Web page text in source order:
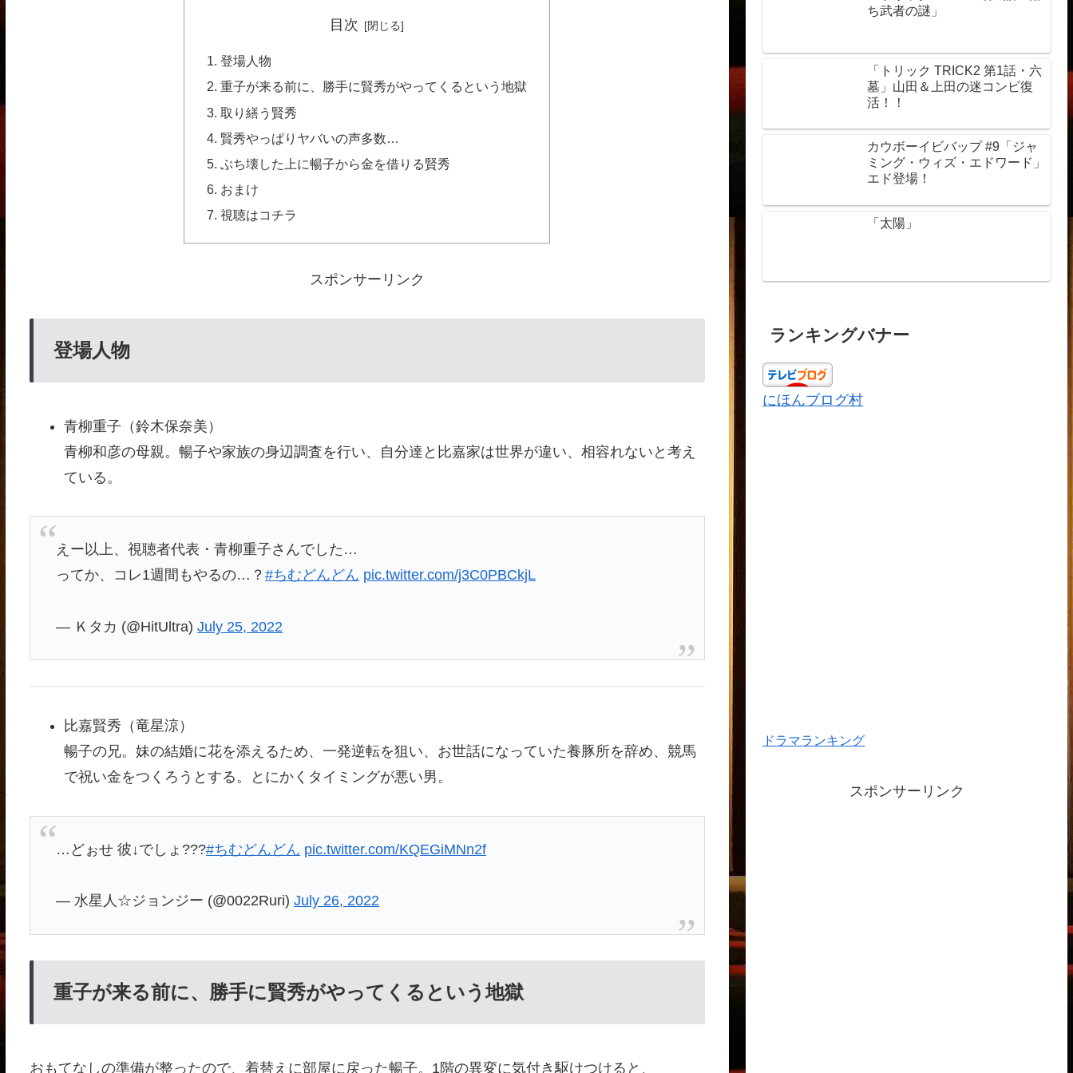
目次
登場人物
重子が来る前に、勝手に賢秀がやってくるという地獄
取り繕う賢秀
賢秀やっぱりヤバいの声多数…
ぶち壊した上に暢子から金を借りる賢秀
おまけ
視聴はコチラ
スポンサーリンク
登場人物
青柳重子（鈴木保奈美）
青柳和彦の母親。暢子や家族の身辺調査を行い、自分達と比嘉家は世界が違い、相容れないと考え
ている。
えー以上、視聴者代表・青柳重子さんでした…
ってか、コレ1週間もやるの…？#ちむどんどん pic.twitter.com/j3C0PBCkjL
— Ｋタカ (@HitUltra)July 25, 2022
比嘉賢秀（竜星涼）
暢子の兄。妹の結婚に花を添えるため、一発逆転を狙い、お世話になっていた養豚所を辞め、競馬
で祝い金をつくろうとする。とにかくタイミングが悪い男。
…どぉせ 彼↓でしょ???#ちむどんどん pic.twitter.com/KQEGiMNn2f
— 水星人☆ジョンジー (@0022Ruri)July 26, 2022
重子が来る前に、勝手に賢秀がやってくるという地獄
おもてなしの準備が整ったので、着替えに部屋に戻った暢子。1階の異変に気付き駆けつけると、
ち武者の謎」
「トリック TRICK2 第1話・六
墓」山田＆上田の迷コンビ復
活！！
カウボーイビバップ #9「ジャ
ミング・ウィズ・エドワード」
エド登場！
「太陽」
ランキングバナー
にほんブログ村
2024年1月